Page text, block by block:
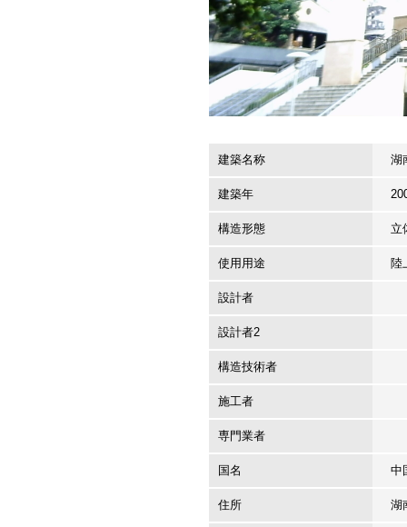
建築名称 湖
建築年
構造形態 立
使用用途 陸
設計者
設計者2
構造技術者
施工者
専門業者
国名 中
住所 湖